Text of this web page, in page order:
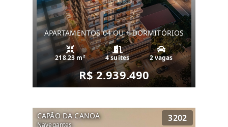
APARTAMENTOS 04 OU + DORMITÓRIOS
218.23 m² 4 suítes 2 vagas
R$ 2.939.490
CAPÃO DA CANOA
Navegantes
3202